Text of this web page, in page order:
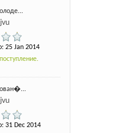
25 Jan 2014
31 Dec 2014